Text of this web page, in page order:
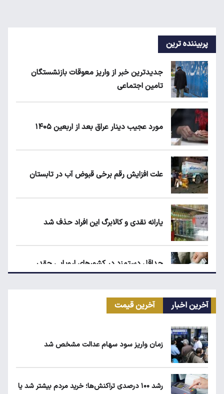
پربیننده ترین
جدیدترین خبر از واریز معوقات بازنشستگان
تامین اجتماعی
مورد عجیب دینار عراق بعد از اربعین ۱۴۰۵
علت افزایش رقم برخی قبوض آب در تابستان
یارانه نقدی و کالابرگ این افراد حذف شد
حداقل دستمزد در کشورهای اروپایی چقدر
است؟
ریزش قیمت خودرو چقدر احتمال دارد؟
آخرین اخبار آخرین قیمت
زمان واریز سود سهام عدالت مشخص شد
رشد ۱۰۰ درصدی تراکنش‌ها؛ خرید مردم بیشتر شد یا